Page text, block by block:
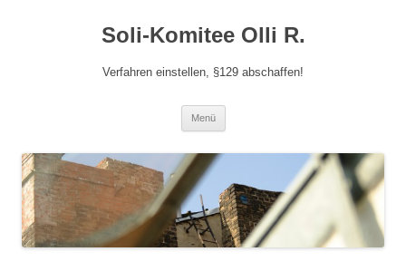
Soli-Komitee Olli R.
Verfahren einstellen, §129 abschaffen!
Menü